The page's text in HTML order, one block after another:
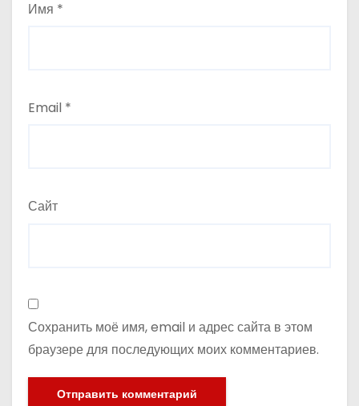
Имя *
Email *
Сайт
Сохранить моё имя, email и адрес сайта в этом
браузере для последующих моих комментариев.